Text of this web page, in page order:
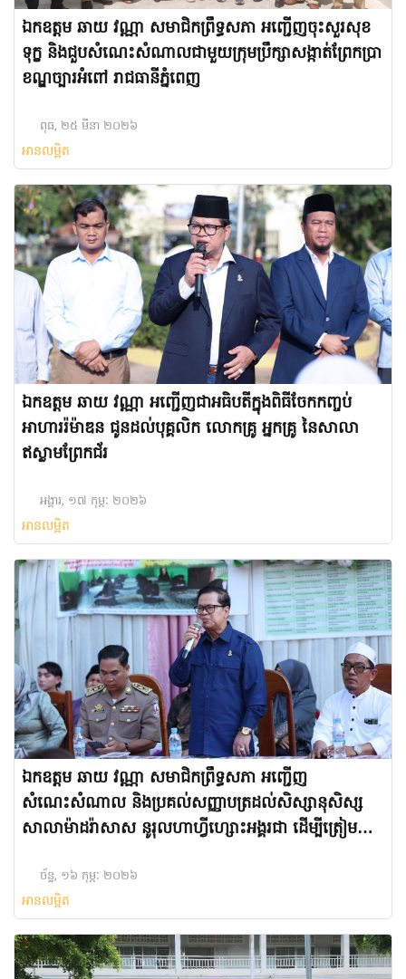
ឯកឧត្តម ឆាយ វណ្ណា សមាជិកព្រឹទ្ធសភា អញ្ជើញចុះសួរសុខ
ទុក្ខ និងជួបសំណេះសំណាលជាមួយក្រុមប្រឹក្សាសង្កាត់ព្រែកប្រា
ខណ្ឌច្បារអំពៅ រាជធានីភ្នំពេញ
ពុធ, ២៥ មីនា ២០២៦
អានលម្អិត
ឯកឧត្តម ឆាយ វណ្ណា អញ្ជើញ​ជាអធិបតីក្នុងពិធីចែកកញ្ចប់
អាហាររ៉ម៉ាឌន ជូនដល់បុគ្គលិក លោកគ្រូ អ្នកគ្រូ នៃសាលា
ឥស្លាមព្រែកជ័រ
អង្គារ, ១៧ កុម្ភៈ ២០២៦
អានលម្អិត
ឯកឧត្តម ឆាយ វណ្ណា សមាជិកព្រឹទ្ធសភា អញ្ជើញ
សំណេះសំណាល និងប្រគល់សញ្ញាបត្រដល់សិស្សានុសិស្ស
សាលាម៉ាដរ៉ាសាស នូរុលហាហ្វីហ្សោះអង្គរជា ដើម្បីត្រៀម
ច័ន្ទ, ១៦ កុម្ភៈ ២០២៦
អានលម្អិត